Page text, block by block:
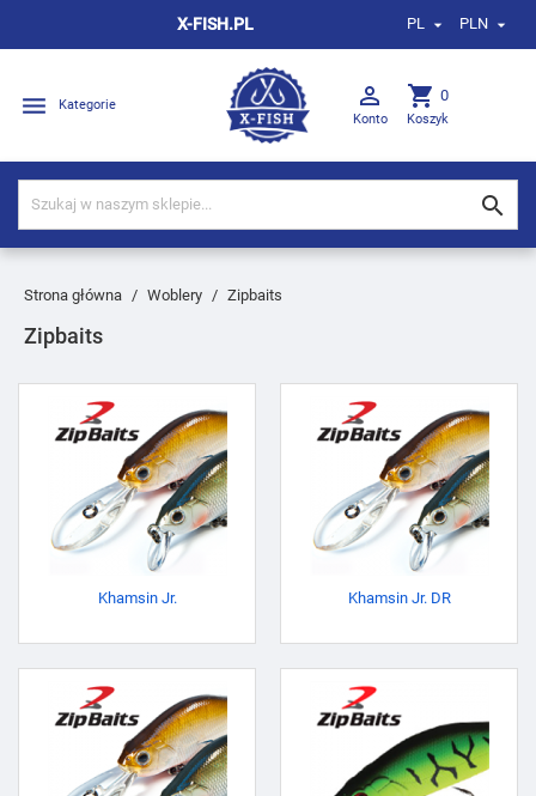
X-FISH.PL PL  PLN 
 Kategorie 
Konto
shopping_cart 0
Koszyk

Strona główna Woblery Zipbaits
Zipbaits
Khamsin Jr. Khamsin Jr. DR